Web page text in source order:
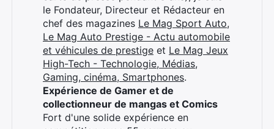
le Fondateur, Directeur et Rédacteur en
chef des magazines Le Mag Sport Auto,
Le Mag Auto Prestige - Actu automobile
et véhicules de prestige et Le Mag Jeux
High-Tech - Technologie, Médias,
Gaming, cinéma, Smartphones.
Expérience de Gamer et de
collectionneur de mangas et Comics
Fort d'une solide expérience en